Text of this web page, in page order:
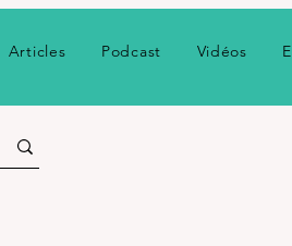
Articles Podcast Vidéos